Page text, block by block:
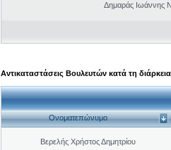
Δημαράς Ιωάννης
Αντικαταστάσεις Βουλευτών κατά τη
Ονοματεπώνυμο
Βερελής Χρήστος Δημητρίου